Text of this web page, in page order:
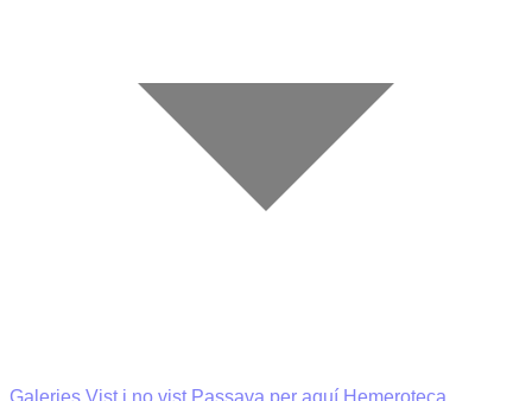
Galeries Vist i no vist Passava per aquí Hemeroteca